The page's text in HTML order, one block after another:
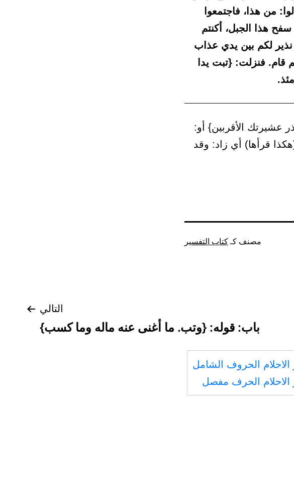
من هذا، فاجتمعوا
هذا الجبل، أكنتم
لكم بين يدي عذاب
قام. فنزلت: {تبت يدا
عشيرتك الأقربين} أو:
قرأها) أي زاد: وقد
مصنف كـ كتاب التفسير
التالي
باب: قوله: {وتب. ما أغنى عنه ماله وما كسب}
الاحلام الحروف الشامل
الاحلام الحرف مفصل